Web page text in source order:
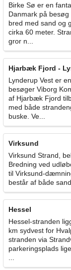
Birke Sø er en
Danmark på
bred med sand og
cirka 60 meter.
gror n...
Hjarbæk Fjord -
Lynderup Vest er
besøger Viborg
af Hjarbæk Fjord
med både
buske. Ve...
Virksund
Virksund Strand,
Bredning ved
til Virksund-
består af både
Hessel
Hessel-stranden
km sydvest for
stranden via
parkeringsplads